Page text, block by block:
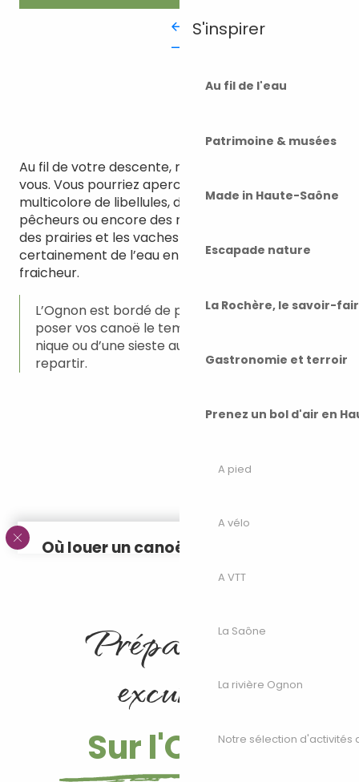
S'inspirer
Au fil de l'eau
Patrimoine & musées
Made in Haute-Saône
Escapade nature
La Rochère, le savoir-
Gastronomie et terroir
Prenez un bol d'air en
A pied
A vélo
A VTT
La Saône
La rivière Ognon
Notre sélection d'activités
Au fil de votre descente, regardez bien autour de
vous. Vous pourriez apercevoir un ballet
multicolore de libellules, des hérons, des martins-
pêcheurs ou encore des rapaces. Vous longerez
des prairies et les vaches s’approcheront
certainement de l’eau en quête d’un peu de
fraicheur.
L’Ognon est bordé de plages sur lesquelles
poser vos canoë le temps d’une pause pique-
nique ou d’une sieste au soleil avant de
repartir.
Où louer un canoë ou un kayak ?
A Cromary : base nautique Eau Temps Libre
A Pesmes : La Colombière
A Voray-sur-l’Ognon : Voray CK
Préparer son
excursion
Sur l'Ognon